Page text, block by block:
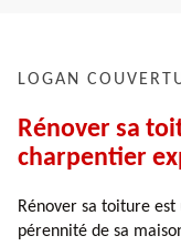
LOGAN
Rénover sa
charpentier
Rénover sa toiture
pérennité de sa